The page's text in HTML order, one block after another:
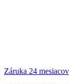
Záruka 24 mesiacov